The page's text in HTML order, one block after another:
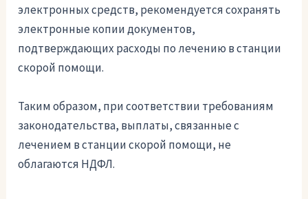
электронных средств, рекомендуется сохранять
электронные копии документов,
подтверждающих расходы по лечению в станции
скорой помощи.
Таким образом, при соответствии требованиям
законодательства, выплаты, связанные с
лечением в станции скорой помощи, не
облагаются НДФЛ.